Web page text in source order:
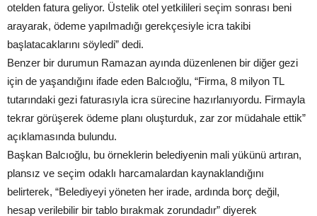
otelden fatura geliyor. Üstelik otel yetkilileri seçim sonrası beni
arayarak, ödeme yapılmadığı gerekçesiyle icra takibi
başlatacaklarını söyledi” dedi.
Benzer bir durumun Ramazan ayında düzenlenen bir diğer gezi
için de yaşandığını ifade eden Balcıoğlu, “Firma, 8 milyon TL
tutarındaki gezi faturasıyla icra sürecine hazırlanıyordu. Firmayla
tekrar görüşerek ödeme planı oluşturduk, zar zor müdahale ettik”
açıklamasında bulundu.
Başkan Balcıoğlu, bu örneklerin belediyenin mali yükünü artıran,
plansız ve seçim odaklı harcamalardan kaynaklandığını
belirterek, “Belediyeyi yöneten her irade, ardında borç değil,
hesap verilebilir bir tablo bırakmak zorundadır” diyerek